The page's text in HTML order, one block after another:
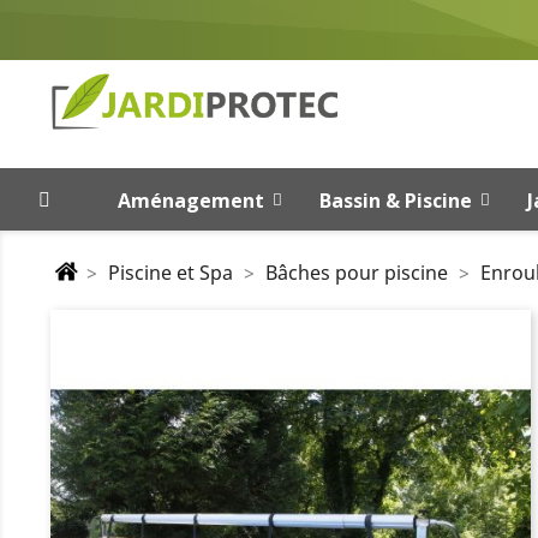
Aménagement Bassin & Piscine
Piscine et Spa Bâches pour piscine